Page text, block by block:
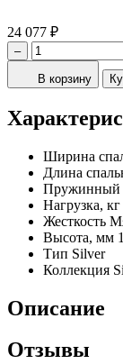
24 077 ₽
–
В корзину
Ширина
Длина
Пружинный
Нагрузка, кг
Жесткость
Высота, мм
Тип Silver
Коллекция
Описание
Отзывы